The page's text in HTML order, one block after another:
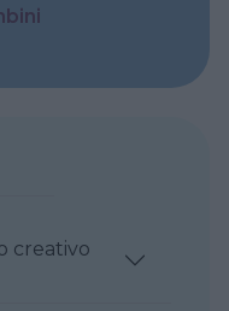
creativo